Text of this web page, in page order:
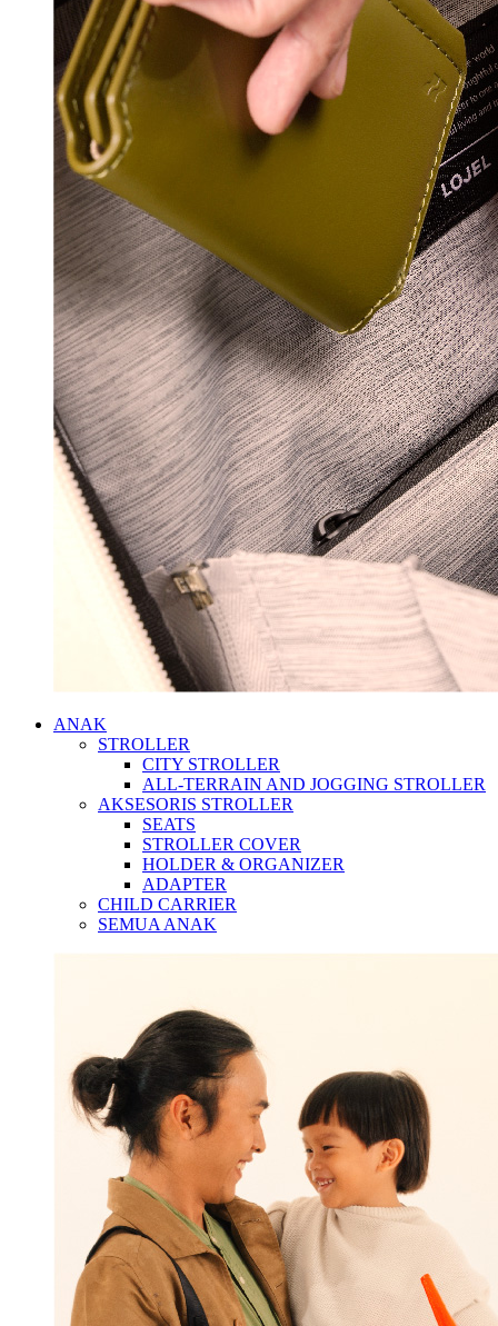
ANAK
STROLLER
CITY STROLLER
ALL-TERRAIN AND JOGGING STROLLER
AKSESORIS STROLLER
SEATS
STROLLER COVER
HOLDER & ORGANIZER
ADAPTER
CHILD CARRIER
SEMUA ANAK